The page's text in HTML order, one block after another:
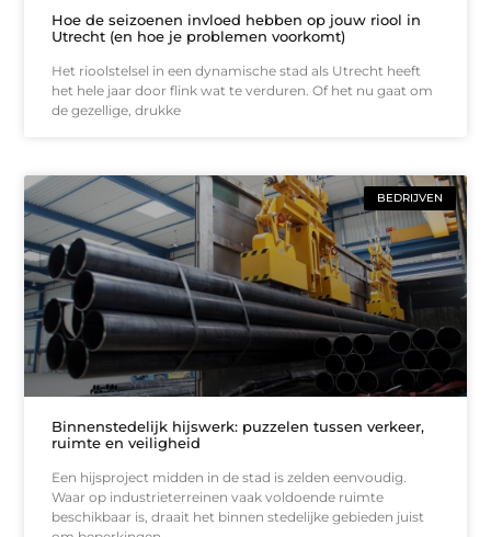
Hoe de seizoenen invloed hebben op jouw riool in
Utrecht (en hoe je problemen voorkomt)
Het rioolstelsel in een dynamische stad als Utrecht heeft
het hele jaar door flink wat te verduren. Of het nu gaat om
de gezellige, drukke
BEDRIJVEN
Binnenstedelijk hijswerk: puzzelen tussen verkeer,
ruimte en veiligheid
Een hijsproject midden in de stad is zelden eenvoudig.
Waar op industrieterreinen vaak voldoende ruimte
beschikbaar is, draait het binnen stedelijke gebieden juist